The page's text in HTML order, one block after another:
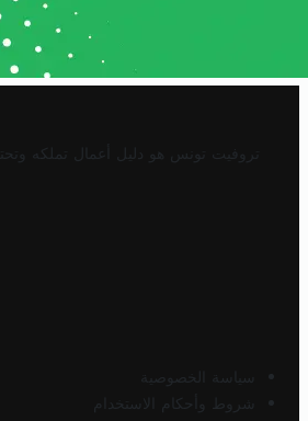
تروفيت تونس هو دليل أعمال تملكه
سياسة الخصوصية
شروط وأحكام الاستخدام